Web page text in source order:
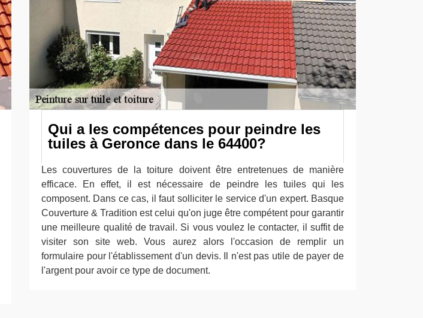
Qui a les compétences pour peindre les
tuiles à Geronce dans le 64400?
Les couvertures de la toiture doivent être entretenues de manière
efficace. En effet, il est nécessaire de peindre les tuiles qui les
composent. Dans ce cas, il faut solliciter le service d'un expert. Basque
Couverture & Tradition est celui qu'on juge être compétent pour garantir
une meilleure qualité de travail. Si vous voulez le contacter, il suffit de
visiter son site web. Vous aurez alors l'occasion de remplir un
formulaire pour l'établissement d'un devis. Il n'est pas utile de payer de
l'argent pour avoir ce type de document.